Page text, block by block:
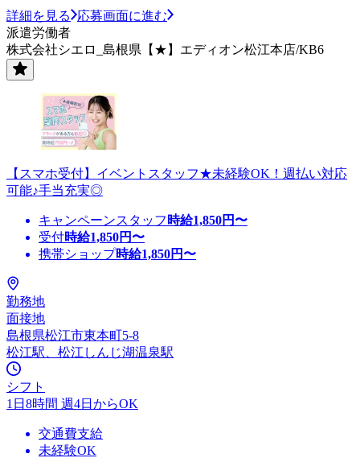
詳細を見る
応募画面に進む
派遣労働者
株式会社シエロ_島根県【★】エディオン松江本店/KB6
【スマホ受付】イベントスタッフ★未経験OK！週払い対応
可能♪手当充実◎
キャンペーンスタッフ 時給1,850円〜
受付時給1,850円〜
携帯ショップ時給1,850円〜
勤務地
面接地
島根県松江市東本町5-8
松江駅、松江しんじ湖温泉駅
シフト
1日8時間 週4日からOK
交通費支給
未経験OK